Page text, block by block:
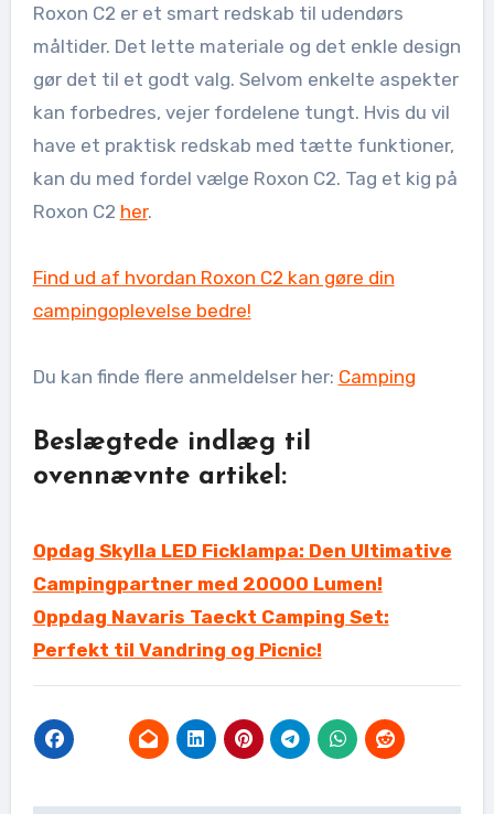
Roxon C2 er et smart redskab til udendørs
måltider. Det lette materiale og det enkle design
gør det til et godt valg. Selvom enkelte aspekter
kan forbedres, vejer fordelene tungt. Hvis du vil
have et praktisk redskab med tætte funktioner,
kan du med fordel vælge Roxon C2. Tag et kig på
Roxon C2 her.
Find ud af hvordan Roxon C2 kan gøre din
campingoplevelse bedre!
Du kan finde flere anmeldelser her: Camping
Beslægtede indlæg til
ovennævnte artikel:
Opdag Skylla LED Ficklampa: Den Ultimative
Campingpartner med 20000 Lumen!
Oppdag Navaris Taeckt Camping Set:
Perfekt til Vandring og Picnic!